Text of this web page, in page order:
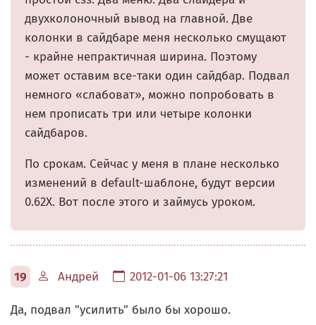
двухколоночный вывод на главной. Две
колонки в сайдбаре меня несколько смущают
- крайне непрактичная ширина. Поэтому
может оставим все-таки один сайдбар. Подвал
немного «слабоват», можно попробовать в
нем прописать три или четыре колонки
сайдбаров.
По срокам. Сейчас у меня в плане несколько
изменений в default-шаблоне, будут версии
0.62X. Вот после этого и займусь уроком.
19 Андрей 2012-01-06 13:27:21
Да, подвал "усилить" было бы хорошо.